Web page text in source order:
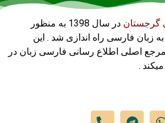
گرجستان
در سال 1398 به منظور
زبان فارسی راه اندازی شد . این
اصلی اطلاع رسانی فارسی زبان در
.